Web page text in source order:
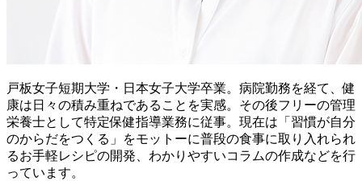
戸板女子短期大学・日本女子大学卒業。病院勤務を経て、健
康は日々の積み重ねであることを実感。その後フリーの管理
栄養士として特定保健指導業務に従事。現在は「習慣が自分
のからだをつくる」をモットーに普段の食事に取り入れられ
るお手軽レシピの開発、わかりやすいコラムの作成などを行
っています。